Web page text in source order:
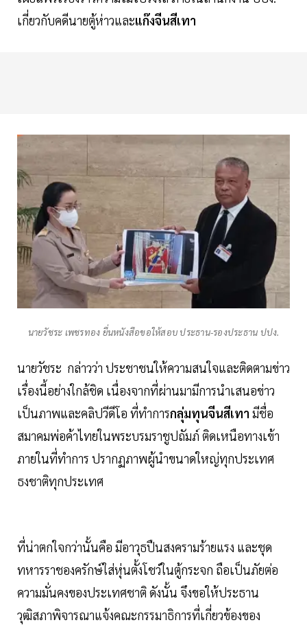
เกี่ยวกับคดีนายตู้ห่าวและแก๊งจีนสีเทา
นายวัชระ เพชรทอง ยื่นหนังสือขอให้สอบ ประธาน-รองประธาน ปปง.
นายวัชระ กล่าวว่า ประชาชนให้ความสนใจและติดตามข่าว
เรื่องนี้อย่างใกล้ชิด เนื่องจากที่ผ่านมามีการนำเสนอข่าว
เป็นภาพและคลิปวีดีโอ ที่ทำการกลุ่มทุนจีนสีเทา มีชื่อ
สมาคมพ่อค้าไทยในพระบรมราชูปถัมภ์ ติดเหนือทางเข้า
ภายในที่ทำการ ปรากฏภาพผู้นำขนาดใหญ่ทุกประเทศ
ธงชาติทุกประเทศ
ที่น่าตกใจกว่านั้นคือ มีอาวุธปืนสงครามร้ายแรง และชุด
ทหารราชองครักษ์ใส่หุ่นตั้งโชว์ในตู้กระจก ถือเป็นภัยต่อ
ความมั่นคงของประเทศชาติ ดังนั้น จึงขอให้ประธาน
วุฒิสภาพิจารณาแจ้งคณะกรรมาธิการที่เกี่ยวข้องของ